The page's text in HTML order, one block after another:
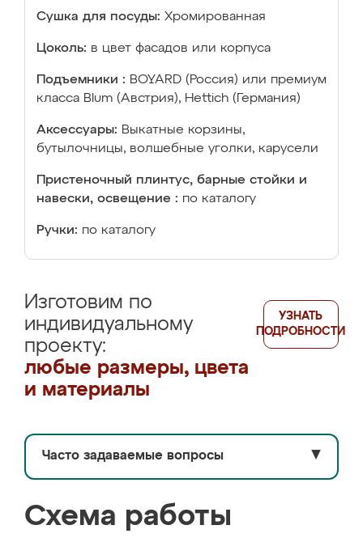
Сушка для посуды: Хромированная
Цоколь: в цвет фасадов или корпуса
Подъемники : BOYARD (Россия) или премиум
класса Blum (Австрия), Hettich (Германия)
Аксессуары: Выкатные корзины,
бутылочницы, волшебные уголки, карусели
Пристеночный плинтус, барные стойки и
навески, освещение : по каталогу
Ручки: по каталогу
Изготовим по
индивидуальному
проекту:
любые размеры, цвета
и материалы
УЗНАТЬ
ПОДРОБНОСТИ
Часто задаваемые вопросы ▼
Схема работы